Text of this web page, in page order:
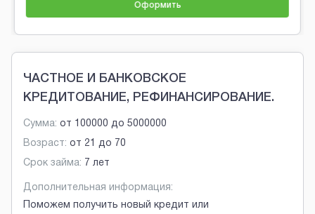
Оформить
Brobaza - Обычные объявления
ЧАСТНОЕ И БАНКОВСКОЕ
КРЕДИТОВАНИЕ, РЕФИНАНСИРОВАНИЕ.
Сумма: от 100000 до 5000000
Возраст: от 21 до 70
Срок займа: 7 лет
Дополнительная информация:
Поможем получить новый кредит или